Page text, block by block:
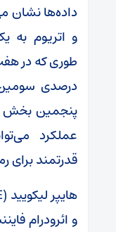
داده‌ها نشان
و اتریوم به
پنجمین بخش
عملکرد
قدرتمند برای